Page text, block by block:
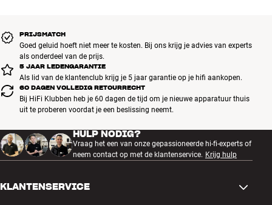
PRIJSMATCH
Goed geluid hoeft niet meer te kosten. Bij ons krijg je advies van experts
als onderdeel van de prijs.
5 JAAR LEDENGARANTIE
Als lid van de klantenclub krijg je 5 jaar garantie op je hifi aankopen.
60 DAGEN VOLLEDIG RETOURRECHT
Bij HiFi Klubben heb je 60 dagen de tijd om je nieuwe apparatuur thuis
uit te proberen voordat je een beslissing neemt.
HULP NODIG?
Vraag het een van onze gepassioneerde hi-fi-experts of
neem contact op met de klantenservice. Krijg hulp
KLANTENSERVICE